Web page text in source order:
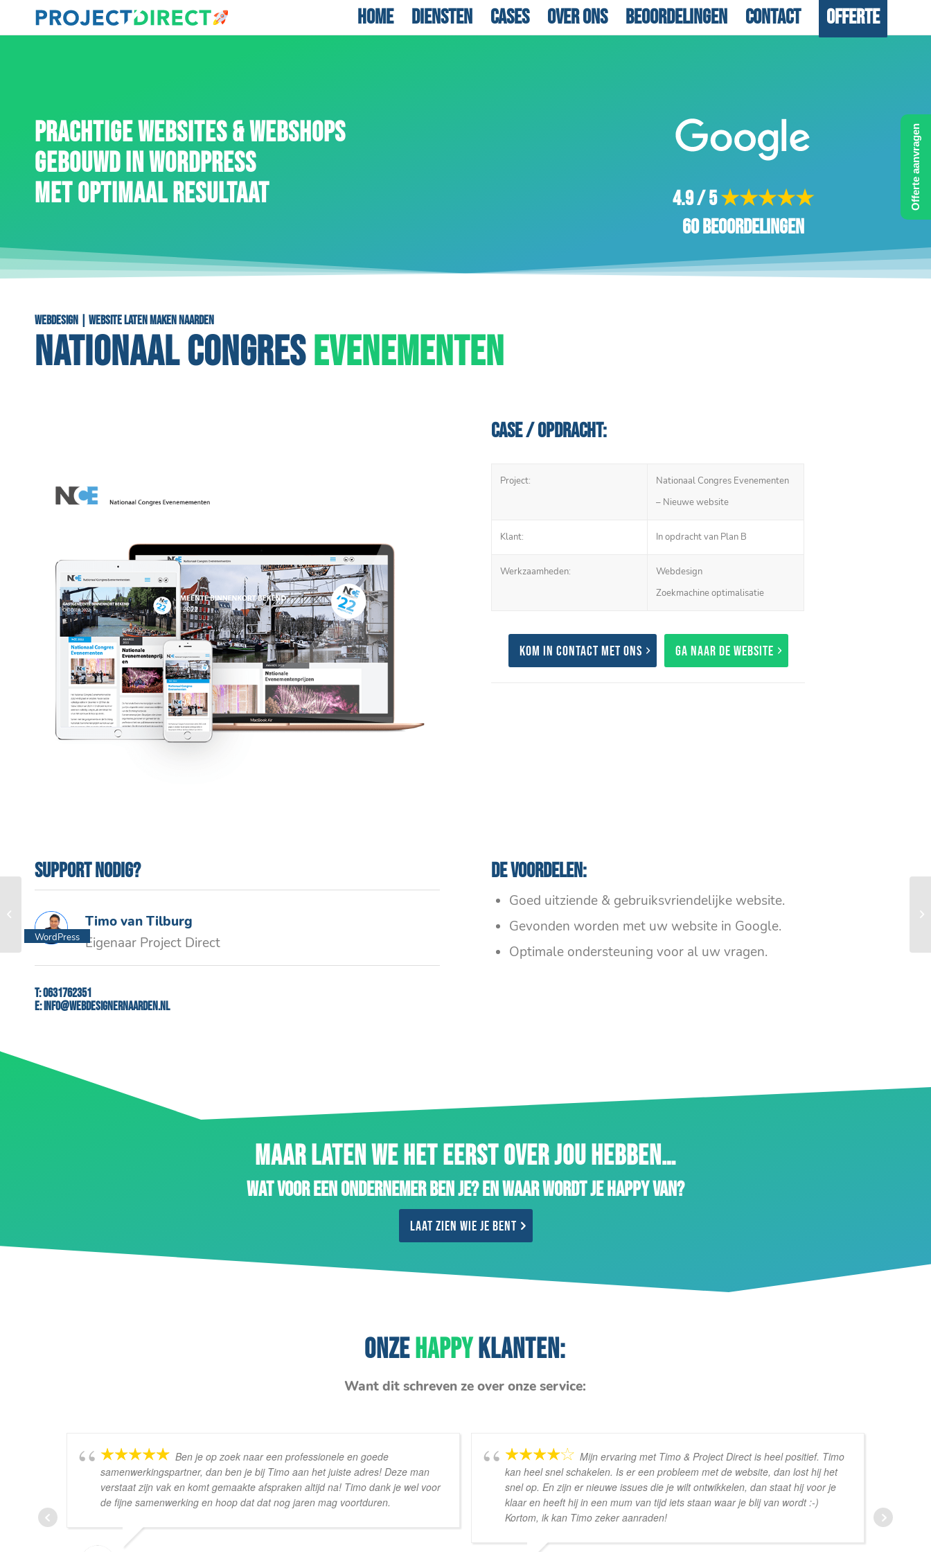
Home Diensten Cases Over ons Beoordelingen Contact Offerte
PRACHTIGE WEBSITES & WEBSHOPS
GEBOUWD IN WORDPRESS
MET OPTIMAAL RESULTAAT
4.9 / 5★★★★★
60 beoordelingen
Webdesign | Website laten maken Naarden
NATIONAAL CONGRESEVENEMENTEN
Case / Opdracht:
Project:
Nationaal Congres Evenementen
– Nieuwe website
Klant: In opdracht van Plan B
Werkzaamheden:
Webdesign
Zoekmachine optimalisatie
Kom in contact met ons Ga naar de website
Support nodig?
Timo van Tilburg
Eigenaar Project Direct
T:0631762351
E:info@webdesignernaarden.nl
De voordelen:
Goed uitziende & gebruiksvriendelijke website.
Gevonden worden met uw website in Google.
Optimale ondersteuning voor al uw vragen.
MAAR LATEN WE HET EERST OVER JOU HEBBEN…
Wat voor een ondernemer ben je? En waar wordt je happy van?
Laat zien wie je bent
ONZEHAPPYKLANTEN:
Want dit schreven ze over onze service:
Ben je op zoek naar een professionele en goede
samenwerkingspartner, dan ben je bij Timo aan het juiste adres! Deze man
verstaat zijn vak en komt gemaakte afspraken altijd na! Timo dank je wel voor
de fijne samenwerking en hoop dat dat nog jaren mag voortduren.
Mijn ervaring met Timo & Project Direct is heel positief. Timo
kan heel snel schakelen. Is er een probleem met de website, dan lost hij het
snel op. En zijn er nieuwe issues die je wilt ontwikkelen, dan staat hij voor je
klaar en heeft hij in een mum van tijd iets staan waar je blij van wordt :-)
Kortom, ik kan Timo zeker aanraden!
Training
WordPress
Offerte aanvragen